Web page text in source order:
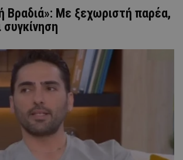
Βραδιά»: Με ξεχωριστή παρέα,